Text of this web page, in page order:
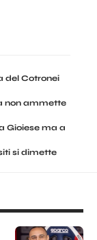
del Cotronei
non ammette
Gioiese ma a
si dimette